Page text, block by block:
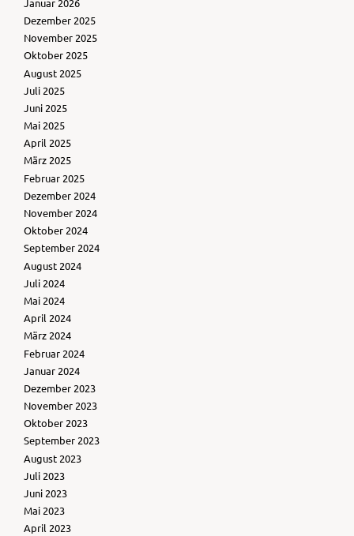
Dezember 2025
November 2025
Oktober 2025
August 2025
Juli 2025
Juni 2025
Mai 2025
April 2025
März 2025
Februar 2025
Dezember 2024
November 2024
Oktober 2024
September 2024
August 2024
Juli 2024
Mai 2024
April 2024
März 2024
Februar 2024
Januar 2024
Dezember 2023
November 2023
Oktober 2023
September 2023
August 2023
Juli 2023
Juni 2023
Mai 2023
April 2023